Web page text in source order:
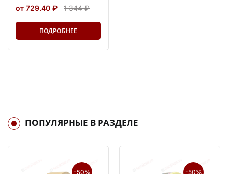
от 729.40 ₽ 1 344 ₽
ПОДРОБНЕЕ
ПОПУЛЯРНЫЕ В РАЗДЕЛЕ
-50% -50%